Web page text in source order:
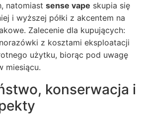
natomiast sense vape skupia się
i wyższej półki z akcentem na
Zalecenie dla kupujących:
z kosztami eksploatacji
użytku, biorąc pod uwagę
miesiącu.
konserwacja i